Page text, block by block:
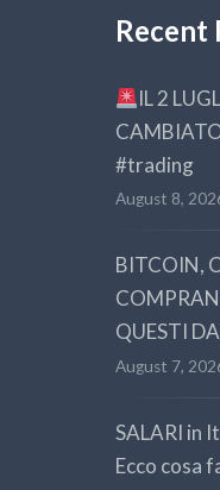
Recent
IL 2
#trading
August 8,
BITCOIN,
QUESTI
August 7,
SALARI in
Ecco cosa